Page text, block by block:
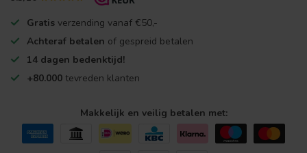
Gratis verzending vanaf €50,-
Achteraf betalen of gespreid betalen
14 dagen bedenktijd!
+80.000 tevreden klanten
Makkelijk en veilig betalen met: